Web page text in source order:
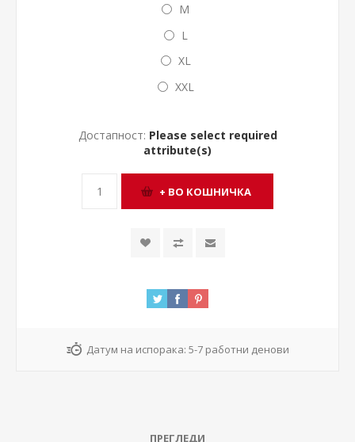
M
L
XL
XXL
Достапност: Please select required
attribute(s)
Датум на испорака: 5-7 работни денови
ПРЕГЛЕДИ